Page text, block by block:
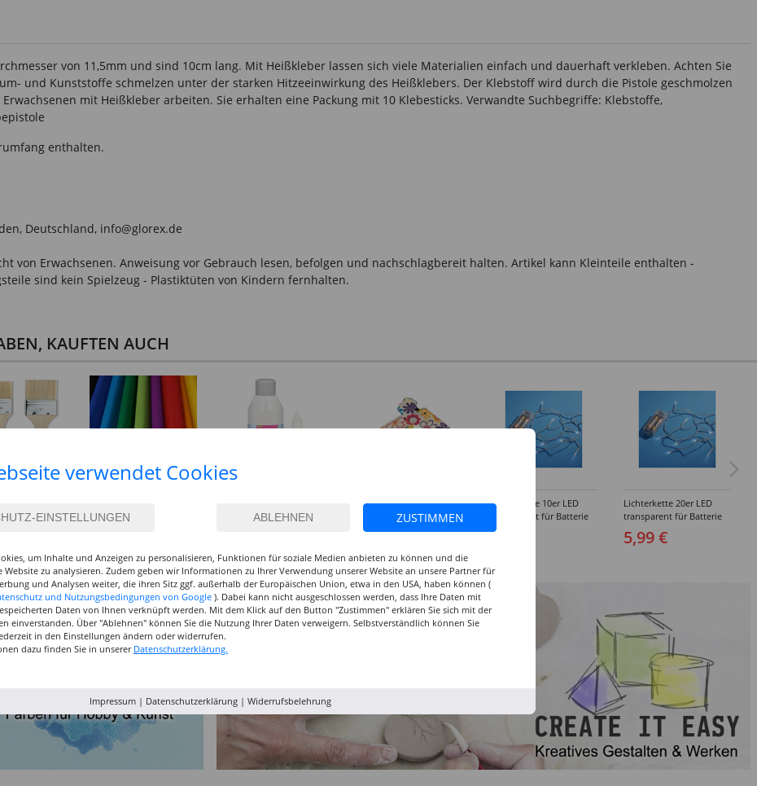
von 11,5mm und sind 10cm lang. Mit Heißkleber lassen sich viele Materialien einfach und dauerhaft verkleben. Achten Sie
und Kunststoffe schmelzen unter der starken Hitzeeinwirkung des Heißklebers. Der Klebstoff wird durch die Pistole geschmolzen
mit Heißkleber arbeiten. Sie erhalten eine Packung mit 10 Klebesticks. Verwandte Suchbegriffe: Klebstoffe,
enthalten.
Deutschland, info@glorex.de
von Erwachsenen. Anweisung vor Gebrauch lesen, befolgen und nachschlagbereit halten. Artikel kann Kleinteile enthalten -
sind kein Spielzeug - Plastiktüten von Kindern fernhalten.
KAUFTEN AUCH
nassfest, 50 cm x 2,5 m,
(1 qm = 0.96 EUR)
Bastelkleber -
(1 l = 49.88 EUR)
Glorex Profi 60 W
Heißklebepistole, farbig
19,99 €
Lichterkette 10er LED
transparent für Batterie
4,99 €
Lichterkette 20er LED
transparent für Batterie
5,99 €
verwendet Cookies
ZUSTIMMEN
um Inhalte und Anzeigen zu personalisieren, Funktionen für soziale Medien anbieten zu können und die
Website zu analysieren. Zudem geben wir Informationen zu Ihrer Verwendung unserer Website an unsere Partner für
und Analysen weiter, die ihren Sitz ggf. außerhalb der Europäischen Union, etwa in den USA, haben können (
und Nutzungsbedingungen von Google ). Dabei kann nicht ausgeschlossen werden, dass Ihre Daten mit
Daten von Ihnen verknüpft werden. Mit dem Klick auf den Button "Zustimmen" erklären Sie sich mit der
einverstanden. Über "Ablehnen" können Sie die Nutzung Ihrer Daten verweigern. Selbstverständlich können Sie
in den Einstellungen ändern oder widerrufen.
dazu finden Sie in unserer Datenschutzerklärung.
Impressum| Datenschutzerklärung| Widerrufsbelehrung